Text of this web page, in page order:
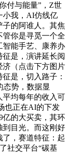
付与能量”，Z世
小我，AI仿线亿
子的阿谁人。其焦
管你是寻觅一个全
智能手艺、康养办
是，演讲延长阅
（点击下方图片
是，切入路子：
态势，数据显
平均每年的收入可
也正在AI的下发
亿的大买卖，其环
到目光。而这刚好
，赛道特征：起
社交平台“碳基